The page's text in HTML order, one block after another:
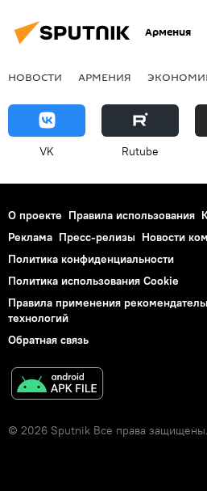
Армения
НОВОСТИ АРМЕНИЯ
VK Rutube
О проекте Правила использования
Реклама Пресс-релизы Новости
Политика конфиденциальности
Политика использования Cookie
Правила применения
технологий
Обратная связь
© 2026 Sputnik Все права